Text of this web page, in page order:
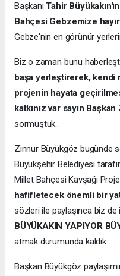
Başkanı Tahir Büyükakın'
Bahçesi Gebzemize
Gebze'nin en görünür
Biz o zaman bunu
başa yerleştirerek, kendi
projenin hayata
katkınız var sayın
sormuştuk..
Zinnur Büyükgöz bugünde
Büyükşehir Belediyesi
Millet Bahçesi Kavşağı
hafifletecek önemli bir
sözleri ile paylaşınca biz
BÜYÜKAKIN YAPIYOR
atmak durumunda kaldık..
Başkan Büyükgöz